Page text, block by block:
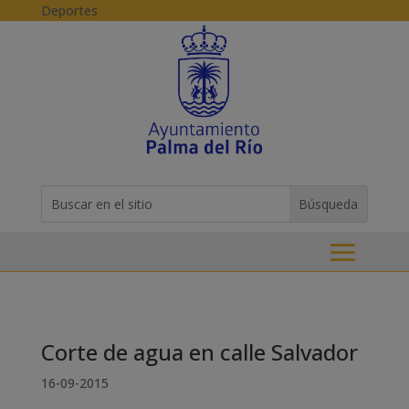
Skip to content
Deportes
for...
Corte de agua en calle Salvador
16-09-2015